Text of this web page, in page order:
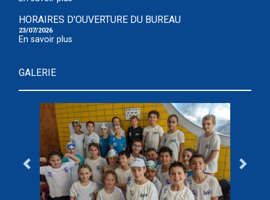
HORAIRES D'OUVERTURE DU BUREAU
23/07/2026
En savoir plus
GALERIE